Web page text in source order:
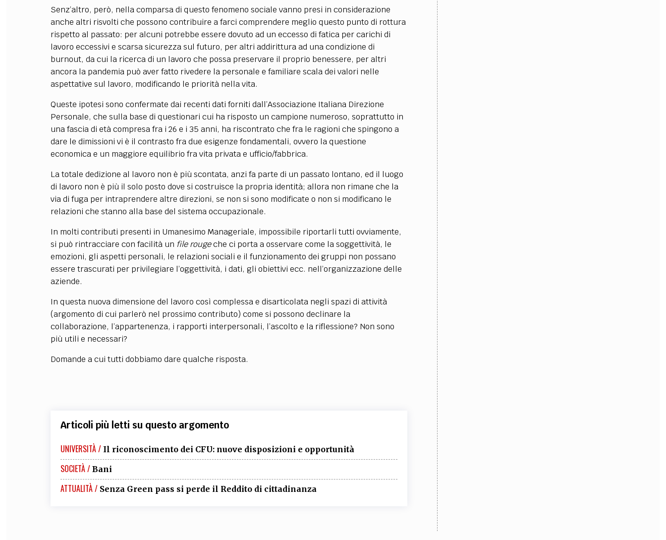
Senz’altro, però, nella comparsa di questo fenomeno sociale vanno presi in considerazione
anche altri risvolti che possono contribuire a farci comprendere meglio questo punto di rottura
rispetto al passato: per alcuni potrebbe essere dovuto ad un eccesso di fatica per carichi di
lavoro eccessivi e scarsa sicurezza sul futuro, per altri addirittura ad una condizione di
burnout, da cui la ricerca di un lavoro che possa preservare il proprio benessere, per altri
ancora la pandemia può aver fatto rivedere la personale e familiare scala dei valori nelle
aspettative sul lavoro, modificando le priorità nella vita.
Queste ipotesi sono confermate dai recenti dati forniti dall’Associazione Italiana Direzione
Personale, che sulla base di questionari cui ha risposto un campione numeroso, soprattutto in
una fascia di età compresa fra i 26 e i 35 anni, ha riscontrato che fra le ragioni che spingono a
dare le dimissioni vi è il contrasto fra due esigenze fondamentali, ovvero la questione
economica e un maggiore equilibrio fra vita privata e ufficio/fabbrica.
La totale dedizione al lavoro non è più scontata, anzi fa parte di un passato lontano, ed il luogo
di lavoro non è più il solo posto dove si costruisce la propria identità; allora non rimane che la
via di fuga per intraprendere altre direzioni, se non si sono modificate o non si modificano le
relazioni che stanno alla base del sistema occupazionale.
In molti contributi presenti in Umanesimo Manageriale, impossibile riportarli tutti ovviamente,
si può rintracciare con facilità un file rougeche ci porta a osservare come la soggettività, le
emozioni, gli aspetti personali, le relazioni sociali e il funzionamento dei gruppi non possano
essere trascurati per privilegiare l’oggettività, i dati, gli obiettivi ecc. nell’organizzazione delle
aziende.
In questa nuova dimensione del lavoro così complessa e disarticolata negli spazi di attività
(argomento di cui parlerò nel prossimo contributo) come si possono declinare la
collaborazione, l’appartenenza, i rapporti interpersonali, l’ascolto e la riflessione? Non sono
più utili e necessari?
Domande a cui tutti dobbiamo dare qualche risposta.
Articoli più letti su questo argomento
UNIVERSITÀ / Il riconoscimento dei CFU: nuove disposizioni e opportunità
SOCIETÀ / Bani
ATTUALITÀ / Senza Green pass si perde il Reddito di cittadinanza